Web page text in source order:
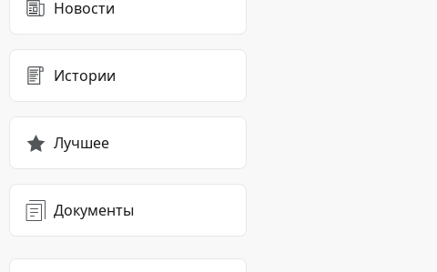
Новости
Истории
Лучшее
Документы